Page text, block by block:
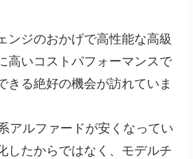
ンジのおかげで高性能な高級
高いコストパフォーマンスで
きる絶好の機会が訪れていま
アルファードが安くなってい
したからではなく、モデルチ